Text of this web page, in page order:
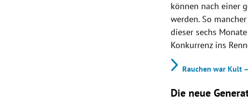
können nach einer
werden. So
dieser sechs
Konkurrenz ins
Rauchen war Kult
Die neue